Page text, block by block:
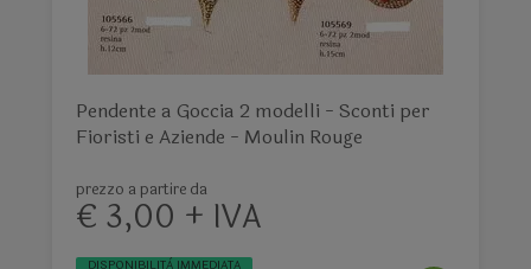
Pendente a Goccia 2 modelli - Sconti per
Fioristi e Aziende - Moulin Rouge
prezzo a partire da
€ 3,00 + IVA